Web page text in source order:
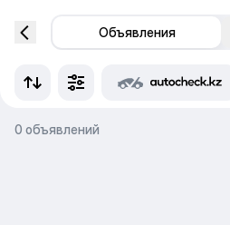
Объявления
0 объявлений